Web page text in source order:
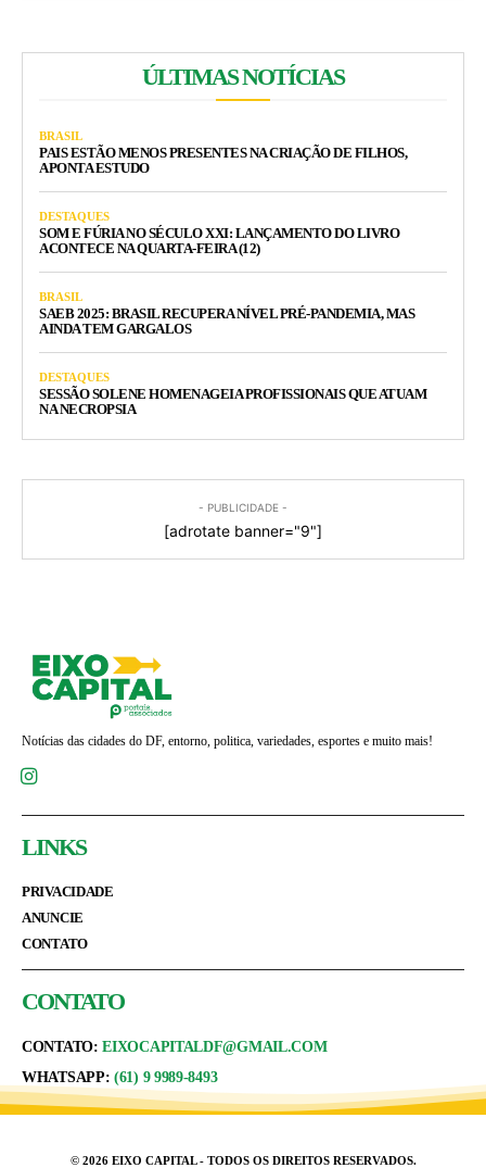
ÚLTIMAS NOTÍCIAS
BRASIL
PAIS ESTÃO MENOS PRESENTES NA CRIAÇÃO DE FILHOS,
APONTA ESTUDO
DESTAQUES
SOM E FÚRIA NO SÉCULO XXI: LANÇAMENTO DO LIVRO
ACONTECE NA QUARTA-FEIRA (12)
BRASIL
SAEB 2025: BRASIL RECUPERA NÍVEL PRÉ-PANDEMIA, MAS
AINDA TEM GARGALOS
DESTAQUES
SESSÃO SOLENE HOMENAGEIA PROFISSIONAIS QUE ATUAM
NA NECROPSIA
- PUBLICIDADE -
[adrotate banner="9"]
Notícias das cidades do DF, entorno, politica, variedades, esportes e muito mais!
LINKS
PRIVACIDADE
ANUNCIE
CONTATO
CONTATO
CONTATO:EIXOCAPITALDF@GMAIL.COM
WHATSAPP: (61) 9 9989-8493
© 2026 EIXO CAPITAL - TODOS OS DIREITOS RESERVADOS.